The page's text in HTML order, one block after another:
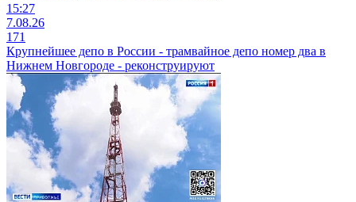
15:27
7.08.26
171
Крупнейшее депо в России - трамвайное депо номер два в
Нижнем Новгороде - реконструируют